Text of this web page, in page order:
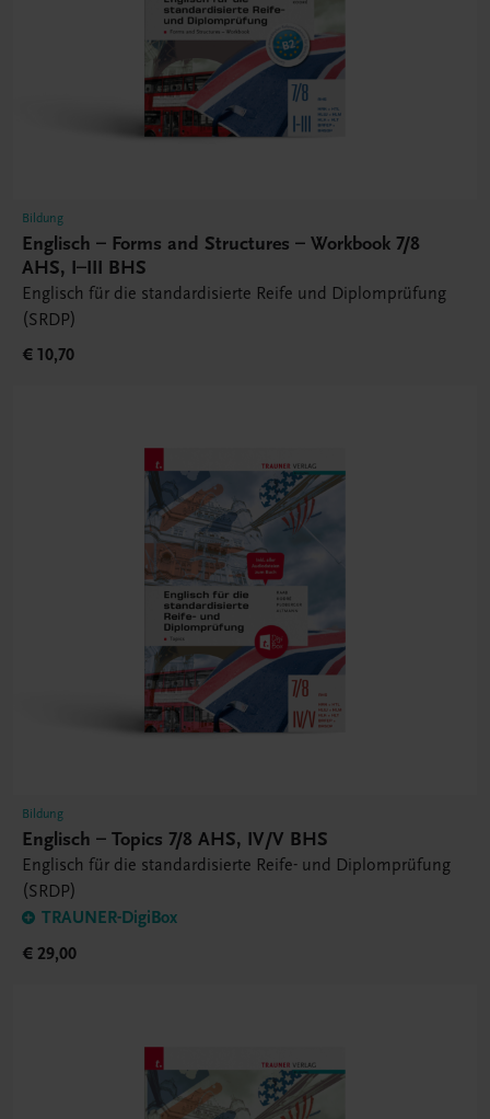
Bildung
Englisch – Forms and Structures – Workbook 7/8
AHS, I–III BHS
Englisch für die standardisierte Reife und Diplomprüfung
(SRDP)
€ 10,70
Bildung
Englisch – Topics 7/8 AHS, IV/V BHS
Englisch für die standardisierte Reife- und Diplomprüfung
(SRDP)
TRAUNER-DigiBox
€ 29,00